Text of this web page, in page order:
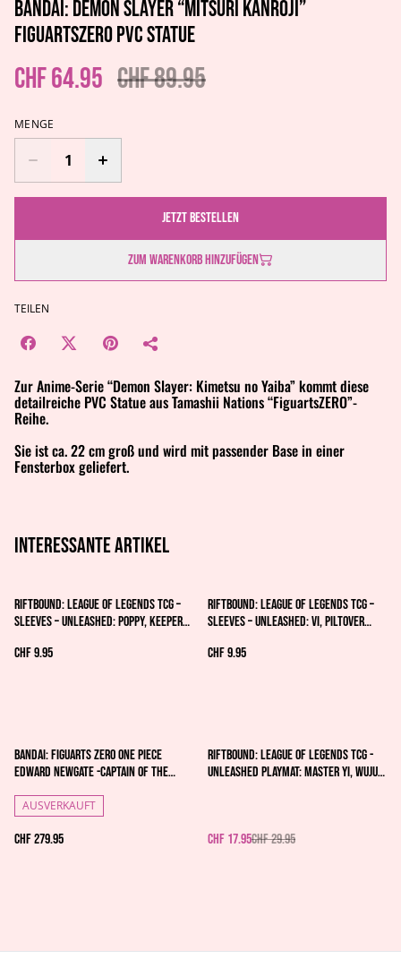
Bandai: Demon Slayer “Mitsuri Kanroji”
FiguartsZERO PVC Statue
CHF 64.95 CHF 89.95
MENGE
Jetzt bestellen
Zum Warenkorb hinzufügen
TEILEN
Zur Anime-Serie “Demon Slayer: Kimetsu no Yaiba” kommt diese
detailreiche PVC Statue aus Tamashii Nations “FiguartsZERO”-
Reihe.
Sie ist ca. 22 cm groß und wird mit passender Base in einer
Fensterbox geliefert.
Interessante artikel
Riftbound: League of Legends TCG –
Sleeves – Unleashed: Poppy, Keeper
CHF 9.95
Riftbound: League of Legends TCG –
Sleeves – Unleashed: Vi, Piltover
CHF 9.95
Bandai: Figuarts ZERO ONE PIECE
Edward Newgate -Captain of the
270mm PVC
AUSVERKAUFT
CHF 279.95
%
Riftbound: League of Legends TCG -
Unleashed Playmat: Master Yi, Wuju
CHF 17.95CHF 29.95